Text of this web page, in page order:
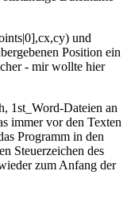
und
Position ein
- mir wollte hier
1st_Word-Dateien an
immer vor den Texten
Programm in den
Steuerzeichen des
zum Anfang der